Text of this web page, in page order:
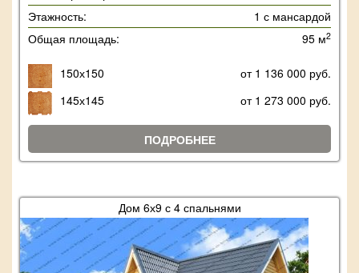
Этажность:
1 с мансардой
Общая площадь:
95 м2
150х150
от 1 136 000 руб.
145х145
от 1 273 000 руб.
ПОДРОБНЕЕ
Дом 6х9 с 4 спальнями